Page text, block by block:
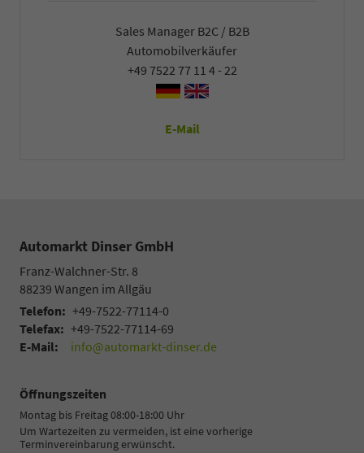
Sales Manager B2C / B2B
Automobilverkäufer
+49 7522 77 11 4 - 22
E-Mail
Automarkt Dinser GmbH
Franz-Walchner-Str. 8
88239 Wangen im Allgäu
Telefon: +49-7522-77114-0
Telefax: +49-7522-77114-69
E-Mail:
info@automarkt-dinser.de
Öffnungszeiten
Montag bis Freitag 08:00-18:00 Uhr
Um Wartezeiten zu vermeiden, ist eine vorherige
Terminvereinbarung erwünscht.